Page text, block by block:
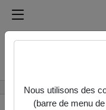
Rechercher
Accueil Vidéos
Nous utilisons des
(barre de menu